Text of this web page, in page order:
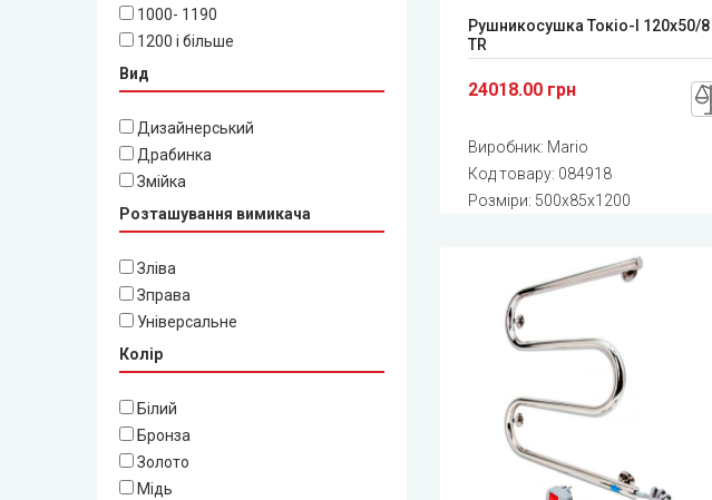
1000- 1190
1200 і більше
Вид
Дизайнерський
Драбинка
Змійка
Розташування вимикача
Зліва
Зправа
Універсальне
Колір
Білий
Бронза
Золото
Мідь
Рушникосушка Токіо-I 120x50/8
TR
24018.00 грн
Виробник: Mario
Код товару: 084918
Розміри: 500x85x1200